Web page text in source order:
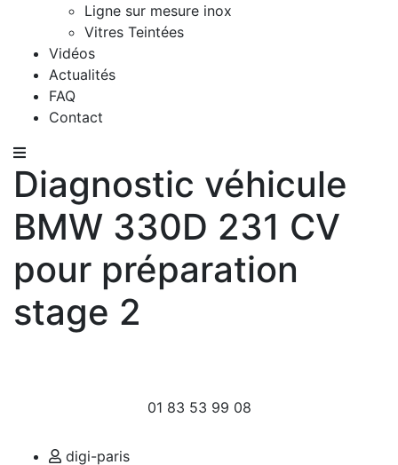
Ligne sur mesure inox
Vitres Teintées
Vidéos
Actualités
FAQ
Contact
Diagnostic véhicule
BMW 330D 231 CV
pour préparation
stage 2
01 83 53 99 08
digi-paris